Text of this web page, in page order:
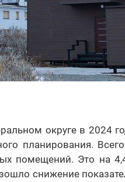
округе в 2024
планирования.
помещений. Это на
снижение